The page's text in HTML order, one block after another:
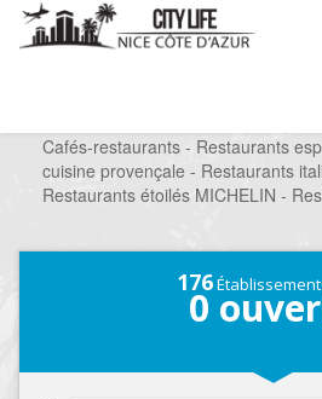
Cafés-restaurants - Restaurants
cuisine provençale - Restaurants
Restaurants étoilés MICHELIN -
176
0